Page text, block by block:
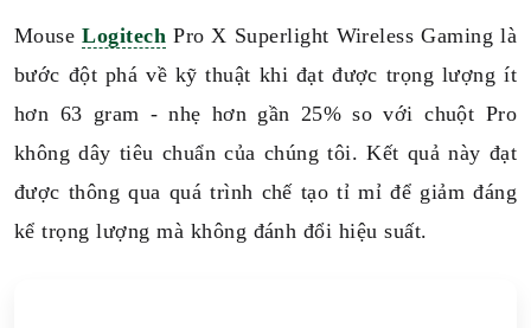
MouseLogitech Pro X Superlight Wireless Gaming là
bước đột phá về kỹ thuật khi đạt được trọng lượng ít
hơn 63 gram - nhẹ hơn gần 25% so với chuột Pro
không dây tiêu chuẩn của chúng tôi. Kết quả này đạt
được thông qua quá trình chế tạo tỉ mỉ để giảm đáng
kể trọng lượng mà không đánh đổi hiệu suất.